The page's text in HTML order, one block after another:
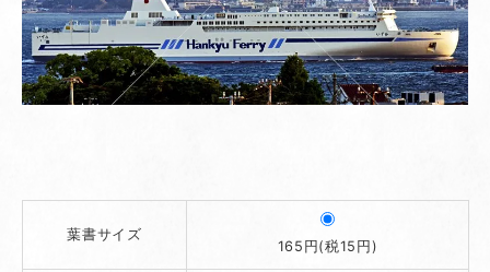
葉書サイズ
165円(税15円)